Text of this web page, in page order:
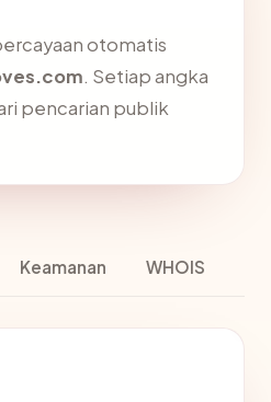
otomatis
. Setiap angka
pencarian publik
Keamanan WHOIS